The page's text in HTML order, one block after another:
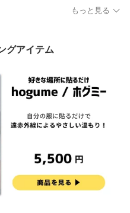
予選 本戦 観
ッズ 名入れ メガフォン
応援メガホン 甲子園 高
イ 高校サッカー 体育祭
運動会 Wメガホン ダブ
もっと見る
グアイテム